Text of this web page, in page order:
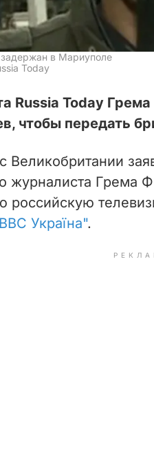
в Мариуполе
Today
Russia Today
чтобы передать
Великобритании
журналиста Грема
российскую
Україна".